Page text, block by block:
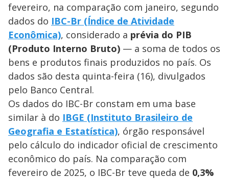
fevereiro, na comparação com janeiro, segundo
dados do IBC-Br (Índice de Atividade
Econômica), considerado a prévia do PIB
(Produto Interno Bruto) — a soma de todos os
bens e produtos finais produzidos no país. Os
dados são desta quinta-feira (16), divulgados
pelo Banco Central.
Os dados do IBC-Br constam em uma base
similar à do IBGE (Instituto Brasileiro de
Geografia e Estatística), órgão responsável
pelo cálculo do indicador oficial de crescimento
econômico do país. Na comparação com
fevereiro de 2025, o IBC-Br teve queda de 0,3%